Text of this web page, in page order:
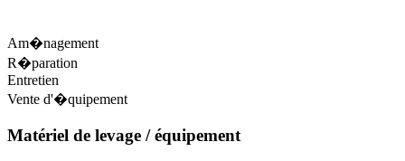
Am�nagement
R�paration
Entretien
Vente d'�quipement
Matériel de levage / équipement